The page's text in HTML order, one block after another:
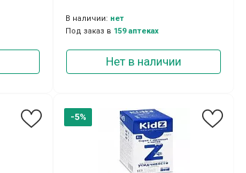
В наличии: нет
Под заказ в 159 аптеках
Нет в наличии
-5%